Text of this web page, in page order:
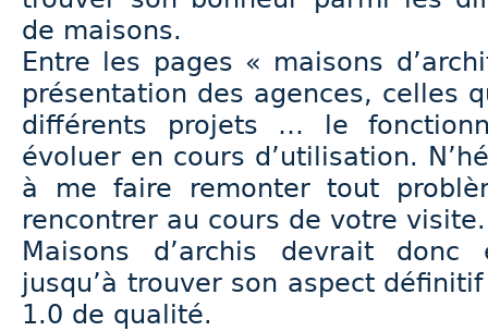
de maisons.
Entre les pages « maisons
présentation des agences, celles
différents projets … le
évoluer en cours d’utilisation.
à me faire remonter tout
rencontrer au cours de votre visite.
Maisons d’archis devrait donc
jusqu’à trouver son aspect
1.0 de qualité.